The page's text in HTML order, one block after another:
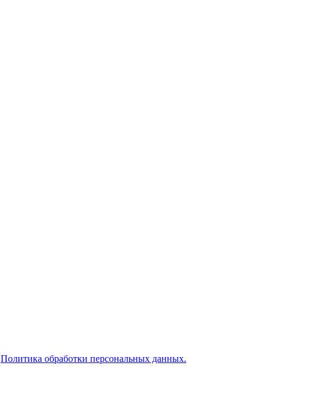
Политика обработки персональных данных.